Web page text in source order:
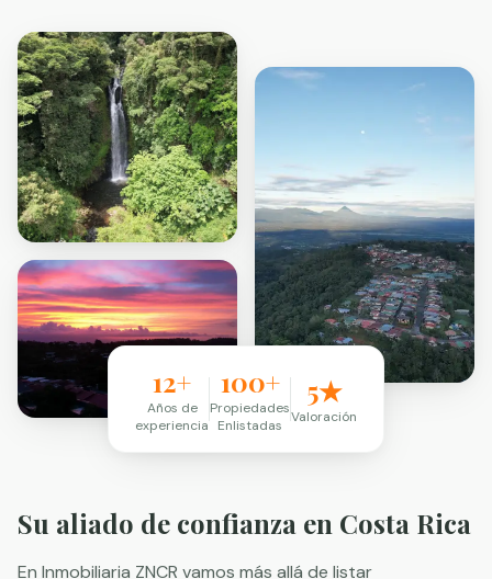
12+
Años de
experiencia
100+
Propiedades
Enlistadas
5★
Valoración
Su aliado de confianza en Costa Rica
En Inmobiliaria ZNCR vamos más allá de listar